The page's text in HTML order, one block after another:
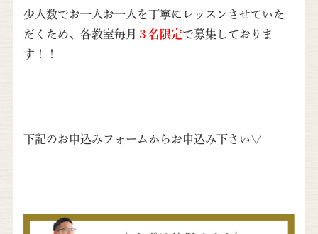
少人数でお一人お一人を丁寧にレッスンさせていた
だくため、各教室毎月 ３名限定で募集しておりま
す！！
下記のお申込みフォームからお申込み下さい▽